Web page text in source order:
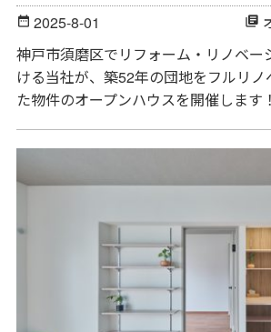
date_range 2025-8-01 library_books
神戸市須磨区でリフォーム・リノベー
ける当社が、築52年の団地をフルリノ
た物件のオープンハウスを開催します